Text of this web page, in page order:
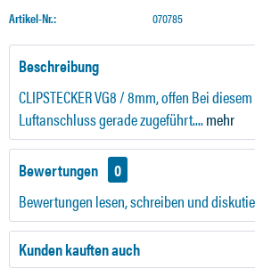
Artikel-Nr.: 070785
Beschreibung
CLIPSTECKER VG8 / 8mm, offen Bei
Luftanschluss gerade zugeführt....mehr
Bewertungen
0
Bewertungen lesen, schreiben und
Kunden kauften auch